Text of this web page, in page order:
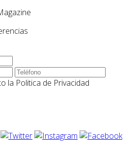
la Politica de Privacidad